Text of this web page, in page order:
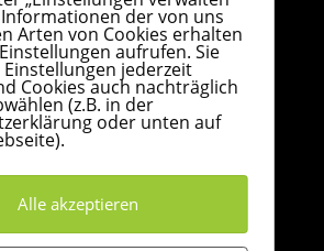
71764
kleefisch.de
kleefisch.de
der von uns
Arten von Cookies erhalten
aufrufen. Sie
jederzeit
Cookies auch nachträglich
(z.B. in der
oder unten auf
Alle akzeptieren